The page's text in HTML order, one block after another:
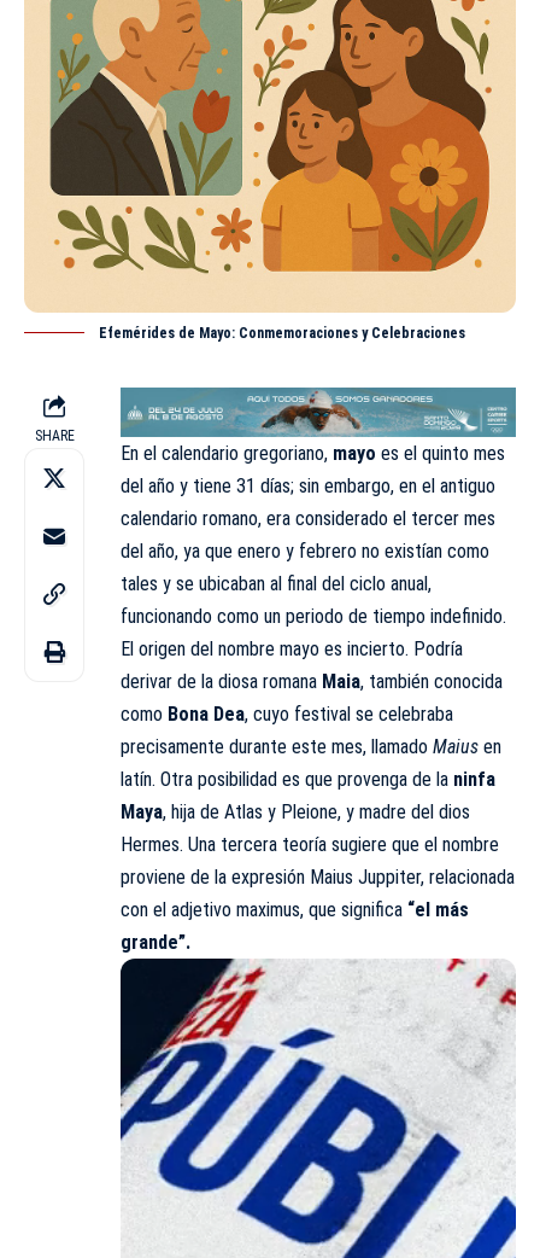
Efemérides de Mayo: Conmemoraciones y Celebraciones
SHARE
En el calendario gregoriano, mayo es el quinto mes
del año y tiene 31 días; sin embargo, en el antiguo
calendario romano, era considerado el tercer mes
del año, ya que enero y febrero no existían como
tales y se ubicaban al final del ciclo anual,
funcionando como un periodo de tiempo indefinido.
El origen del nombre mayo es incierto. Podría
derivar de la diosa romana Maia, también conocida
como Bona Dea, cuyo festival se celebraba
precisamente durante este mes, llamado Maius en
latín. Otra posibilidad es que provenga de la ninfa
Maya, hija de Atlas y Pleione, y madre del dios
Hermes. Una tercera teoría sugiere que el nombre
proviene de la expresión Maius Juppiter, relacionada
con el adjetivo maximus, que significa “el más
grande”.